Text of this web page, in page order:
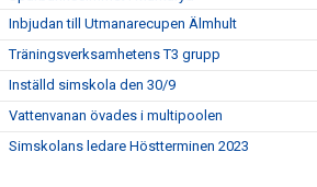
Inbjudan till Utmanarecupen Älmhult
Träningsverksamhetens T3 grupp
Inställd simskola den 30/9
Vattenvanan övades i multipoolen
Simskolans ledare Höstterminen 2023